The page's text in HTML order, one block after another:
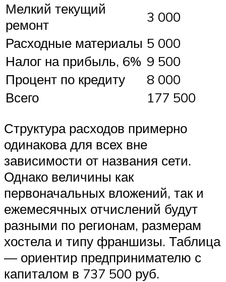
Мелкий текущий
ремонт
3 000
Расходные материалы 5 000
Налог на прибыль, 6% 9 500
Процент по кредиту
8 000
Всего
177 500
Структура расходов примерно
одинакова для всех вне
зависимости от названия сети.
Однако величины как
первоначальных вложений, так и
ежемесячных отчислений будут
разными по регионам, размерам
хостела и типу франшизы. Таблица
— ориентир предпринимателю с
капиталом в 737 500 руб.